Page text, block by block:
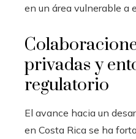
en un área vulnerable a
privadas y
regulatorio
El avance hacia un
en Costa Rica se ha